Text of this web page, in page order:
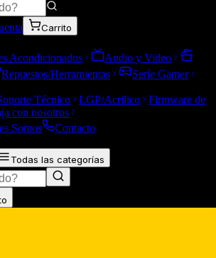
Carrito
Acondicionados
Audio y Video
Repuestos/Herramientas
Seríe Gamer
Técnico LGP/Acrilico
Firmware de
con nosotros
Somos Contacto
Todas las categorías